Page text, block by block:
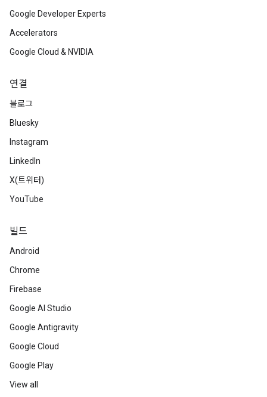
Google Developer Experts
Accelerators
Google Cloud & NVIDIA
연결
블로그
Bluesky
Instagram
LinkedIn
X(트위터)
YouTube
빌드
Android
Chrome
Firebase
Google AI Studio
Google Antigravity
Google Cloud
Google Play
View all